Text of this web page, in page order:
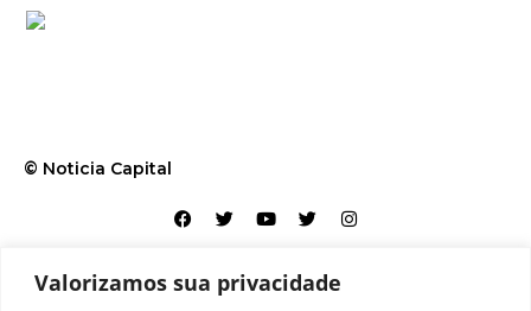
Valorizamos sua privacidade
© Noticia Capital
Contato Home Aviso legal Configurações de cookies